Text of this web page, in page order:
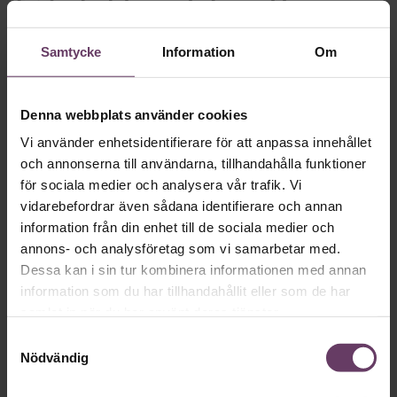
Samtycke Information Om
Denna webbplats använder cookies
Vi använder enhetsidentifierare för att anpassa innehållet
och annonserna till användarna, tillhandahålla funktioner
för sociala medier och analysera vår trafik. Vi
vidarebefordrar även sådana identifierare och annan
information från din enhet till de sociala medier och
annons- och analysföretag som vi samarbetar med.
Dessa kan i sin tur kombinera informationen med annan
information som du har tillhandahållit eller som de har
Nödvändig
försvann – med AI-arbetsledning
Unit4:s teknikchef gav sex ingenjörsteam en AI som
mellanchef. Produktionstiden förkortades från sex månader
Utbildning· Beslutsfattande
Leda chefer och ledningsgrupp
Utbildning med övernattning,53 450 kr
Programmet för dig som har runt fem års chefserfarenhet
och verkar i ledningsgrupp.Boka nu